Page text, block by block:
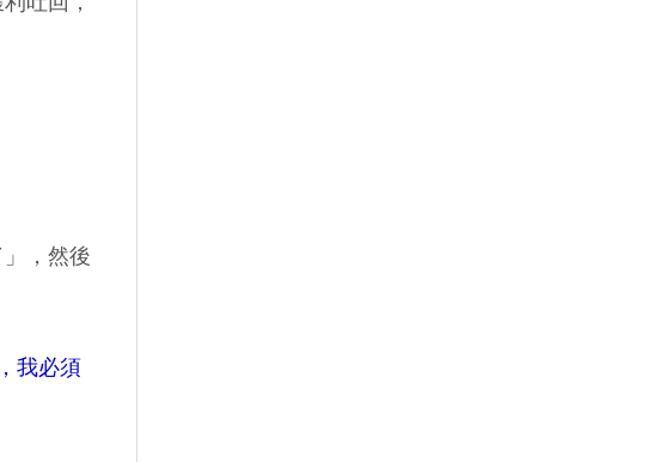
，然後
我必須